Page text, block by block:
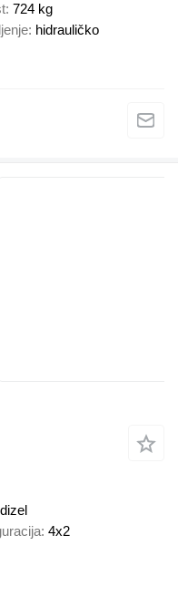
724 kg
hidrauličko
dizel
4x2